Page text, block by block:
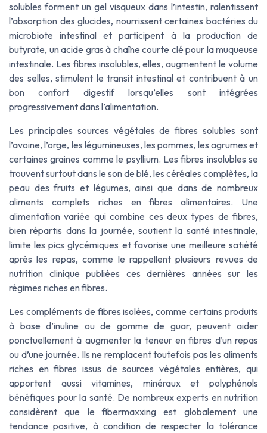
solubles forment un gel visqueux dans l’intestin, ralentissent
l’absorption des glucides, nourrissent certaines bactéries du
microbiote intestinal et participent à la production de
butyrate, un acide gras à chaîne courte clé pour la muqueuse
intestinale. Les fibres insolubles, elles, augmentent le volume
des selles, stimulent le transit intestinal et contribuent à un
bon confort digestif lorsqu’elles sont intégrées
progressivement dans l’alimentation.
Les principales sources végétales de fibres solubles sont
l’avoine, l’orge, les légumineuses, les pommes, les agrumes et
certaines graines comme le psyllium. Les fibres insolubles se
trouvent surtout dans le son de blé, les céréales complètes, la
peau des fruits et légumes, ainsi que dans de nombreux
aliments complets riches en fibres alimentaires. Une
alimentation variée qui combine ces deux types de fibres,
bien répartis dans la journée, soutient la santé intestinale,
limite les pics glycémiques et favorise une meilleure satiété
après les repas, comme le rappellent plusieurs revues de
nutrition clinique publiées ces dernières années sur les
régimes riches en fibres.
Les compléments de fibres isolées, comme certains produits
à base d’inuline ou de gomme de guar, peuvent aider
ponctuellement à augmenter la teneur en fibres d’un repas
ou d’une journée. Ils ne remplacent toutefois pas les aliments
riches en fibres issus de sources végétales entières, qui
apportent aussi vitamines, minéraux et polyphénols
bénéfiques pour la santé. De nombreux experts en nutrition
considèrent que lefibermaxxing est globalement une
tendance positive, à condition de respecter la tolérance